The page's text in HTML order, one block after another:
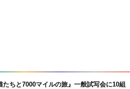
たちと7000マイルの旅』一般試写会に10組